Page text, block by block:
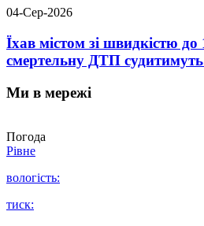
04-Сер-2026
Їхав містом зі швидкістю
смертельну ДТП
Ми в мережі
Погода
Рівне
вологість:
тиск: